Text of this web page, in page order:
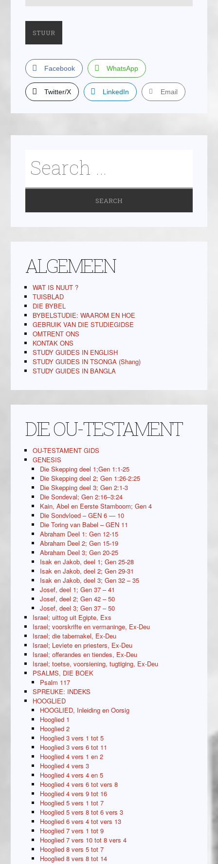
Facebook WhatsApp
Twitter/X LinkedIn Email
ALGEMEEN
WAT IS NUUT ?
TUISBLAD
DIE BYBEL
BYBELSTUDIE: WAAROM EN HOE
GEBRUIK VAN DIE STUDIEGIDSE
OMTRENT ONS
KONTAK ONS
STUDY GUIDES IN ENGLISH
STUDY GUIDES IN TSONGA (Shang)
STUDY GUIDES IN BANGLA
DIE OU-TESTAMENT
OU-TESTAMENT GIDS
GENESIS
Die Skepping deel 1;Gen 1:1-25
Die Skepping deel 2; Gen 1:26-2:25
Die Skepping deel 3; Gen 2:1-3
Die Sondeval; Gen 2:16–3:24
Kain, Abel en Eerste Stamboom; Gen 4
Die Sondvloed – GEN 6 — 10
Die Toring van Babel – GEN 11
Abraham Deel 1: Gen 12-15
Abraham Deel 2; Gen 15-19
Abraham Deel 3; Gen 20-25
Isak en Jakob, deel 1; Gen 25-28
Isak en Jakob, deel 2; Gen 29-31
Isak en Jakob, deel 3; Gen 32 – 35
Josef, deel 1; Gen 37 – 41
Josef, deel 2; Gen 42 – 50
Josef, deel 3; Gen 37 – 50
Israel; uittog uit Egipte, Exs
Israel; voorskrifte en vermaninge, Ex-Deu
Israel; die tabernakel, Ex-Deu
Israel; Leviete en priesters, Ex-Deu
Israel; offerandes en tiendes, Ex-Deu
Israel; toetse, voorsiening, tugtiging, Ex-Deu
PSALMS, DIE BOEK
Psalm 117
SPREUKE: INDEKS
HOOGLIED
HOOGLIED, Inleiding en Oorsig
Hooglied 1
Hooglied 2
Hooglied 3 vers 1 tot 5
Hooglied 3 vers 6 tot 11
Hooglied 4 vers 1 en 2
Hooglied 4 vers 3
Hooglied 4 vers 4 en 5
Hooglied 4 vers 6 tot vers 8
Hooglied 4 vers 9 tot 16
Hooglied 5 vers 1 tot 7
Hooglied 5 vers 8 tot 6 vers 3
Hooglied 6 vers 4 tot vers 13
Hooglied 7 vers 1 tot 9
Hooglied 7 vers 10 tot 8 vers 4
Hooglied 8 vers 5 tot 7
Hooglied 8 vers 8 tot 14